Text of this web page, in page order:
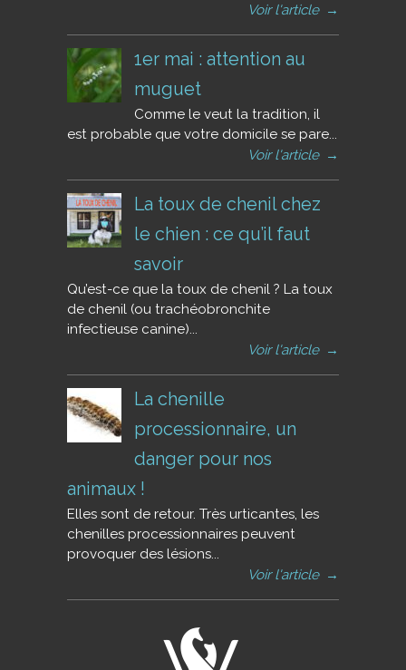
Voir l'article →
1er mai : attention au
muguet
Comme le veut la tradition, il
est probable que votre domicile se pare...
Voir l'article →
La toux de chenil chez
le chien : ce qu’il faut
savoir
Qu’est-ce que la toux de chenil ? La toux
de chenil (ou trachéobronchite
infectieuse canine)...
Voir l'article →
La chenille
processionnaire, un
danger pour nos
animaux !
Elles sont de retour. Très urticantes, les
chenilles processionnaires peuvent
provoquer des lésions...
Voir l'article →